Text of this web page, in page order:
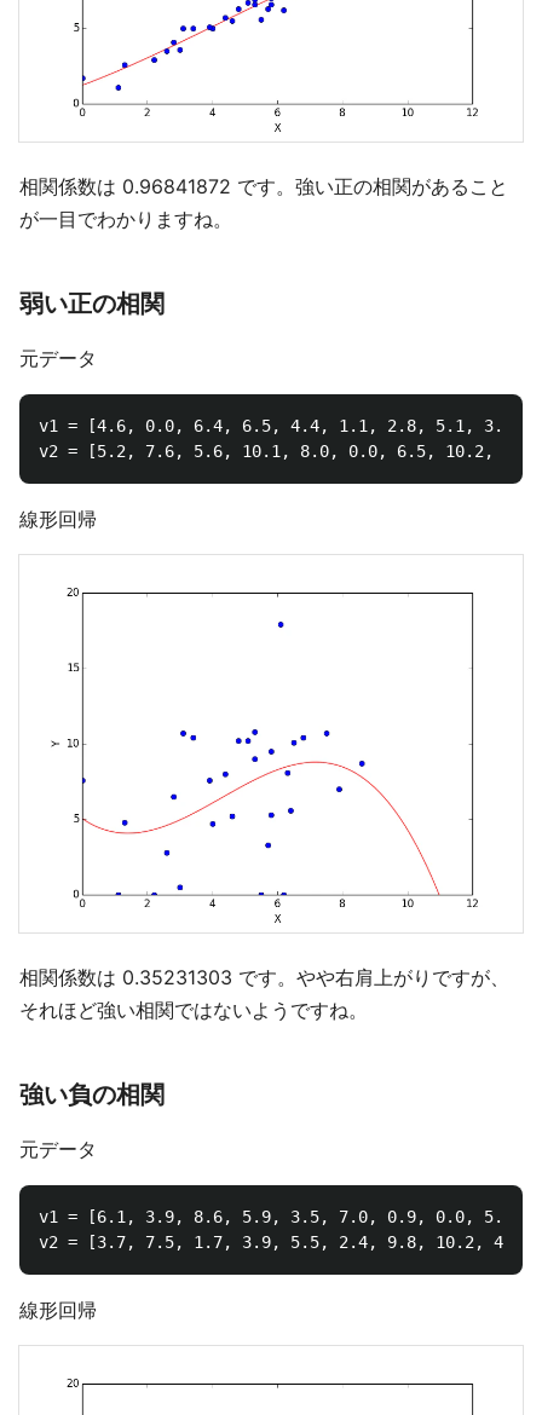
相関係数は 0.96841872 です。強い正の相関があること
が一目でわかりますね。
弱い正の相関
元データ
v1 = [4.6, 0.0, 6.4, 6.5, 4.4, 1.1, 2.8, 5.1, 3.4,
線形回帰
相関係数は 0.35231303 です。やや右肩上がりですが、
それほど強い相関ではないようですね。
強い負の相関
元データ
v1 = [6.1, 3.9, 8.6, 5.9, 3.5, 7.0, 0.9, 0.0, 5.2,
線形回帰